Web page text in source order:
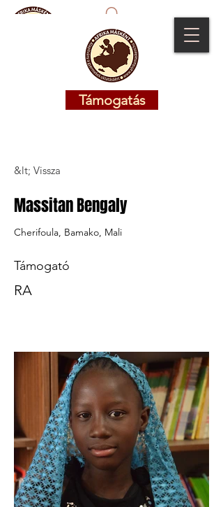
Támogatás
Támogatás
&lt; Vissza
Massitan Bengaly
Cherifoula, Bamako, Mali
Támogató
RA